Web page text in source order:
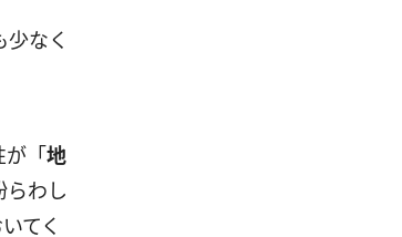
なく
が「地
らわし
てく